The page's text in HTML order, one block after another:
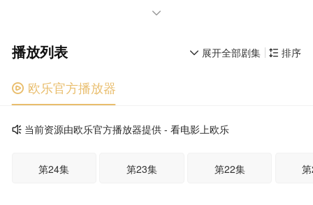

 排序
 展开全部剧集
播放列表
 欧乐官方播放器
当前资源由欧乐官方播放器提供 - 看电影上欧乐
第24集 第23集 第22集